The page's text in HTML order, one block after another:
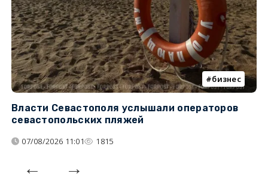
бизнес
Власти Севастополя услышали операторов
севастопольских пляжей
07/08/2026 11:01 1815